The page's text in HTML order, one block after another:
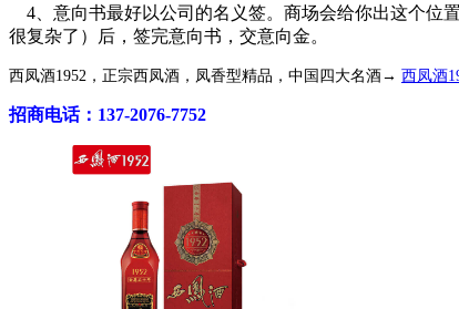
4、意向书最好以公司的名义签。商场会给你出这个位
很复杂了）后，签完意向书，交意向金。
西凤酒1952，正宗西凤酒，凤香型精品，中国四大名酒→ 西凤酒
招商电话：137-2076-7752